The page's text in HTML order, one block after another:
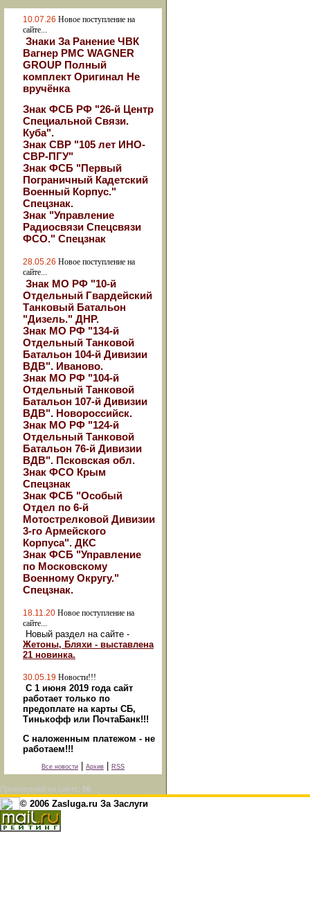
10.07.26 Новое поступление на
сайте...
Знаки За Ранение ЧВК
Вагнер РМС WAGNER
GROUP Полный
комплект Оригинал Не
вручёнка
Знак ФСБ РФ "26-й Центр
Специальной Связи.
Куба".
Знак СВР "105 лет ИНО-
СВР-ПГУ"
Знак ФСБ "Первый
Пограничный Кадетский
Военный Корпус."
Спецзнак.
Знак "Управление
Радиосвязи Спецсвязи
ФСО." Спецзнак
28.05.26 Новое поступление на
сайте...
Знак МО РФ "10-й
Отдельный Гвардейский
Танковый Батальон
"Дизель." ДНР.
Знак МО РФ "134-й
Отдельный Танковой
Батальон 104-й Дивизии
ВДВ". Иваново.
Знак МО РФ "104-й
Отдельный Танковой
Батальон 107-й Дивизии
ВДВ". Новороссийск.
Знак МО РФ "124-й
Отдельный Танковой
Батальон 76-й Дивизии
ВДВ". Псковская обл.
Знак ФСО Крым
Спецзнак
Знак ФСБ "Особый
Отдел по 6-й
Мотострелковой Дивизии
3-го Армейского
Корпуса". ДКС
Знак ФСБ "Управление
по Московскому
Военному Округу."
Спецзнак.
18.11.20 Новое поступление на
сайте...
Новый раздел на сайте -
Жетоны, Бляхи - выставлена
21 новинка.
30.05.19 Новости!!!
С 1 июня 2019 года сайт
работает только по
предоплате на карты СБ,
Тинькофф или ПочтаБанк!!!
С наложенным платежом - не
работаем!!!
Все новости Архив RSS
Посетителей на сайте: 56
© 2006 Zasluga.ru За Заслуги